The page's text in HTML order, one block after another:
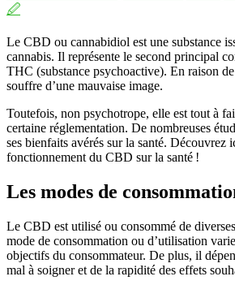
🖉
Le CBD ou cannabidiol est une substance
cannabis. Il représente le second principal
THC (substance psychoactive). En raison
souffre d’une mauvaise image.
Toutefois, non psychotrope, elle est tout à
certaine réglementation. De nombreuses
ses bienfaits avérés sur la santé. Découvrez
fonctionnement du CBD sur la santé !
Les modes de
Le CBD est utilisé ou consommé de
mode de consommation ou d’utilisation
objectifs du consommateur. De plus, il
mal à soigner et de la rapidité des effets